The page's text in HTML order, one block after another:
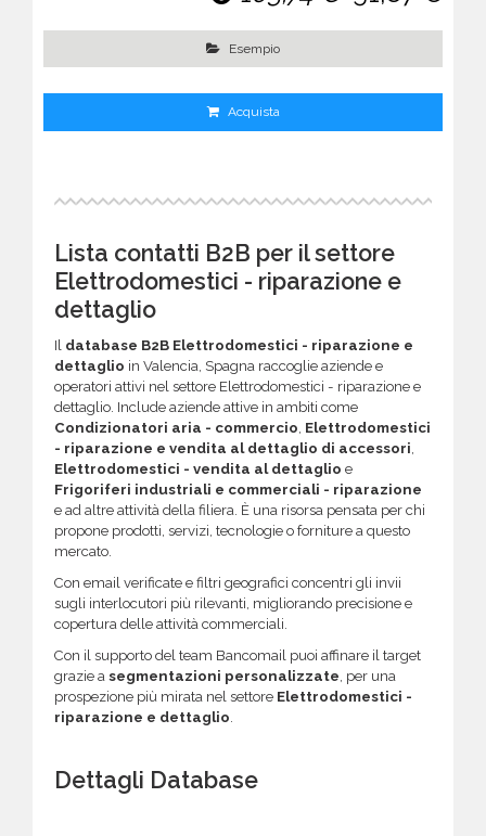
Esempio
Acquista
Lista contatti B2B per il settore
Elettrodomestici - riparazione e
dettaglio
Il database B2B Elettrodomestici - riparazione e
dettaglio in Valencia, Spagna raccoglie aziende e
operatori attivi nel settore Elettrodomestici - riparazione e
dettaglio. Include aziende attive in ambiti come
Condizionatori aria - commercio, Elettrodomestici
- riparazione e vendita al dettaglio di accessori,
Elettrodomestici - vendita al dettaglio e
Frigoriferi industriali e commerciali - riparazione
e ad altre attività della filiera. È una risorsa pensata per chi
propone prodotti, servizi, tecnologie o forniture a questo
mercato.
Con email verificate e filtri geografici concentri gli invii
sugli interlocutori più rilevanti, migliorando precisione e
copertura delle attività commerciali.
Con il supporto del team Bancomail puoi affinare il target
grazie a segmentazioni personalizzate, per una
prospezione più mirata nel settore Elettrodomestici -
riparazione e dettaglio.
Dettagli Database